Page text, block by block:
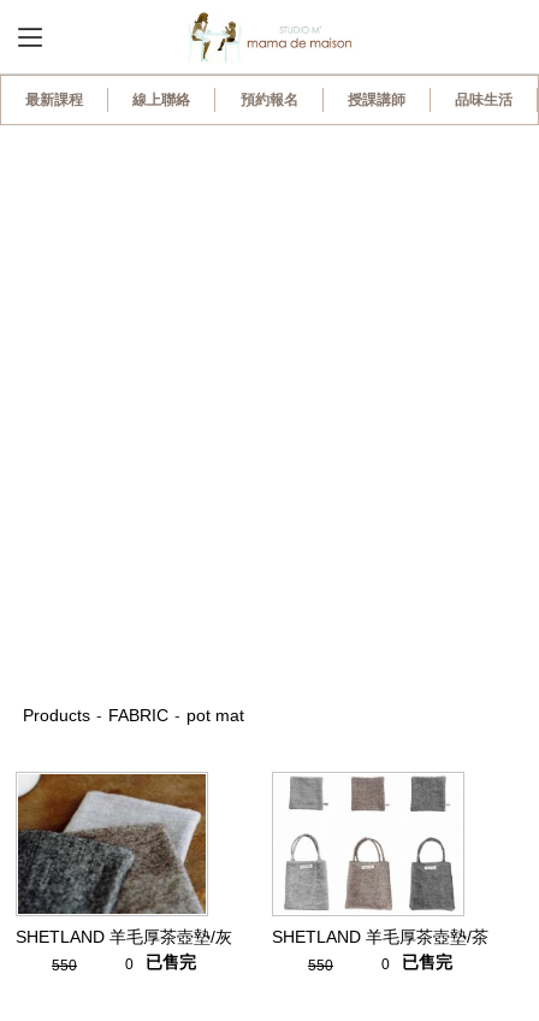
Products - FABRIC - pot mat
SHETLAND 羊毛厚茶壺墊/灰
550 0 已售完
SHETLAND 羊毛厚茶壺墊/茶
550 0 已售完
最新課程 線上聯絡 預約報名 授課講師 品味生活